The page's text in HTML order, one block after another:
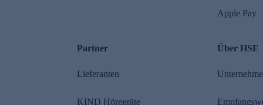
Apple Pay
Partner
Lieferanten
KIND Hörgeräte
Über HSE